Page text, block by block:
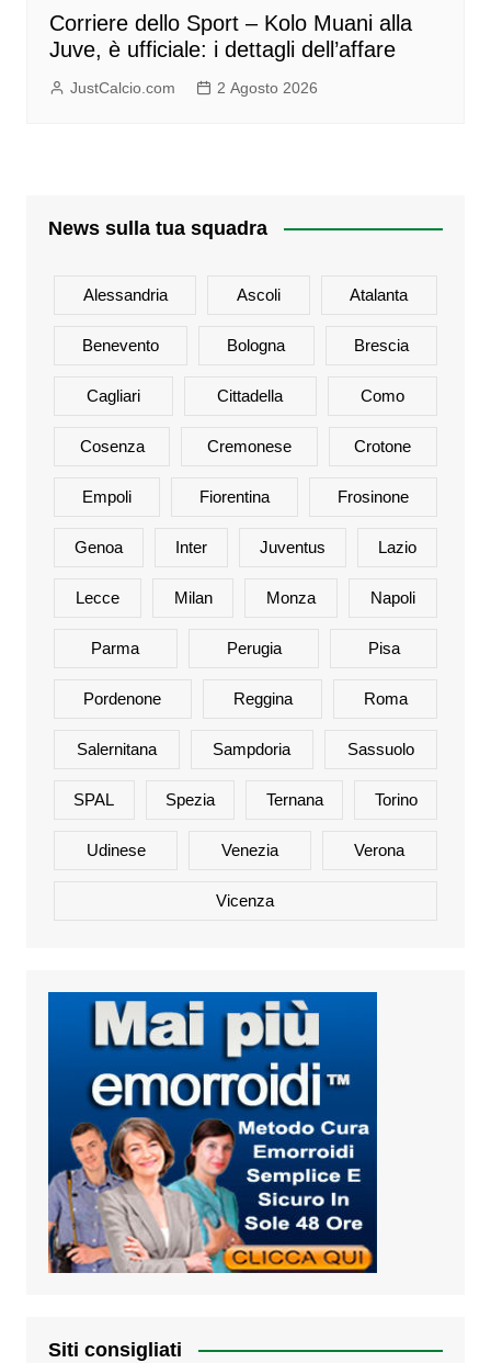
Corriere dello Sport – Kolo Muani alla
Juve, è ufficiale: i dettagli dell’affare
JustCalcio.com 2 Agosto 2026
News sulla tua squadra
Alessandria Ascoli Atalanta
Benevento Bologna Brescia
Cagliari Cittadella Como
Cosenza Cremonese Crotone
Empoli Fiorentina Frosinone
Genoa Inter Juventus Lazio
Lecce Milan Monza Napoli
Parma Perugia Pisa
Pordenone Reggina Roma
Salernitana Sampdoria Sassuolo
SPAL Spezia Ternana Torino
Udinese Venezia Verona
Vicenza
Siti consigliati